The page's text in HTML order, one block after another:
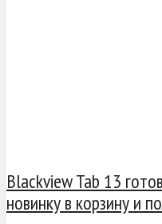
Blackview Tab 13
новинку в корзину и